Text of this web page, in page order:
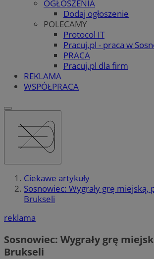
OGŁOSZENIA
Dodaj ogłoszenie
POLECAMY
Protocol IT
Pracuj.pl - praca w
PRACA
Pracuj.pl dla firm
REKLAMA
WSPÓŁPRACA
Ciekawe artykuły
Sosnowiec: Wygrały grę miejską,
Brukseli
reklama
Sosnowiec: Wygrały grę
Brukseli